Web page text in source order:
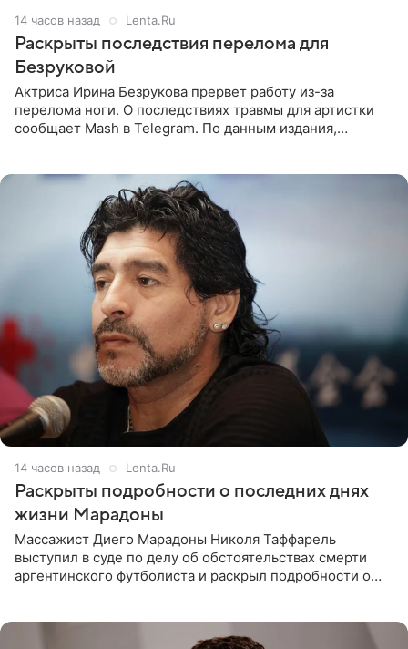
14 часов назад Lenta.Ru
Раскрыты последствия перелома для
Безруковой
Актриса Ирина Безрукова прервет работу из-за
перелома ноги. О последствиях травмы для артистки
сообщает Mash в Telegram. По данным издания,
14 часов назад Lenta.Ru
Раскрыты подробности о последних днях
жизни Марадоны
Массажист Диего Марадоны Николя Таффарель
выступил в суде по делу об обстоятельствах смерти
аргентинского футболиста и раскрыл подробности о